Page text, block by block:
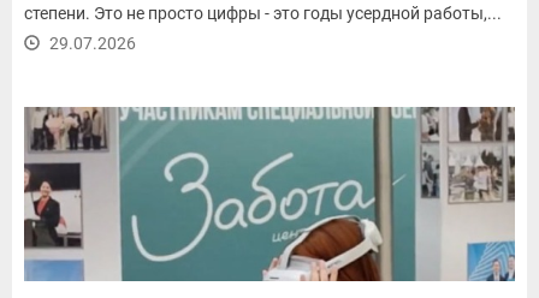
степени. Это не просто цифры - это годы усердной работы,...
29.07.2026